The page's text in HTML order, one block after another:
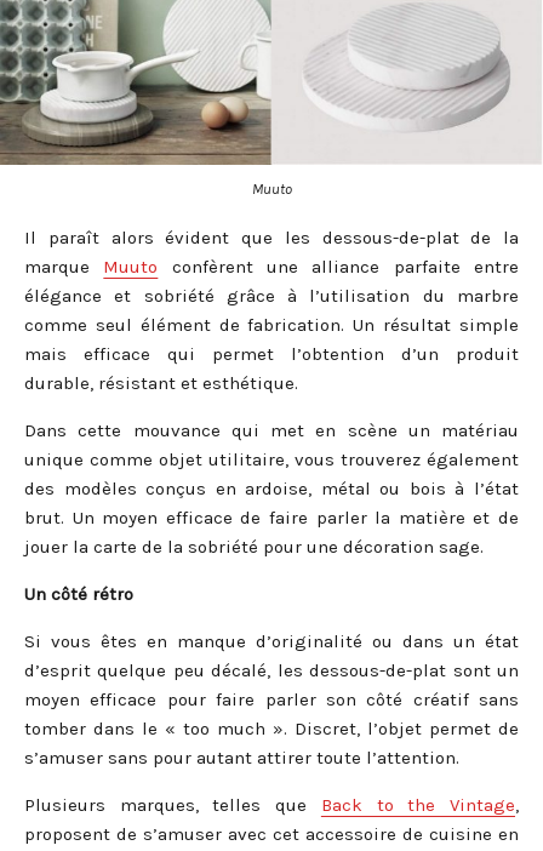
Muuto
Il paraît alors évident que les dessous-de-plat de la
marque Muuto confèrent une alliance parfaite entre
élégance et sobriété grâce à l’utilisation du marbre
comme seul élément de fabrication. Un résultat simple
mais efficace qui permet l’obtention d’un produit
durable, résistant et esthétique.
Dans cette mouvance qui met en scène un matériau
unique comme objet utilitaire, vous trouverez également
des modèles conçus en ardoise, métal ou bois à l’état
brut. Un moyen efficace de faire parler la matière et de
jouer la carte de la sobriété pour une décoration sage.
Un côté rétro
Si vous êtes en manque d’originalité ou dans un état
d’esprit quelque peu décalé, les dessous-de-plat sont un
moyen efficace pour faire parler son côté créatif sans
tomber dans le « too much ». Discret, l’objet permet de
s’amuser sans pour autant attirer toute l’attention.
Plusieurs marques, telles que Back to the Vintage,
proposent de s’amuser avec cet accessoire de cuisine en